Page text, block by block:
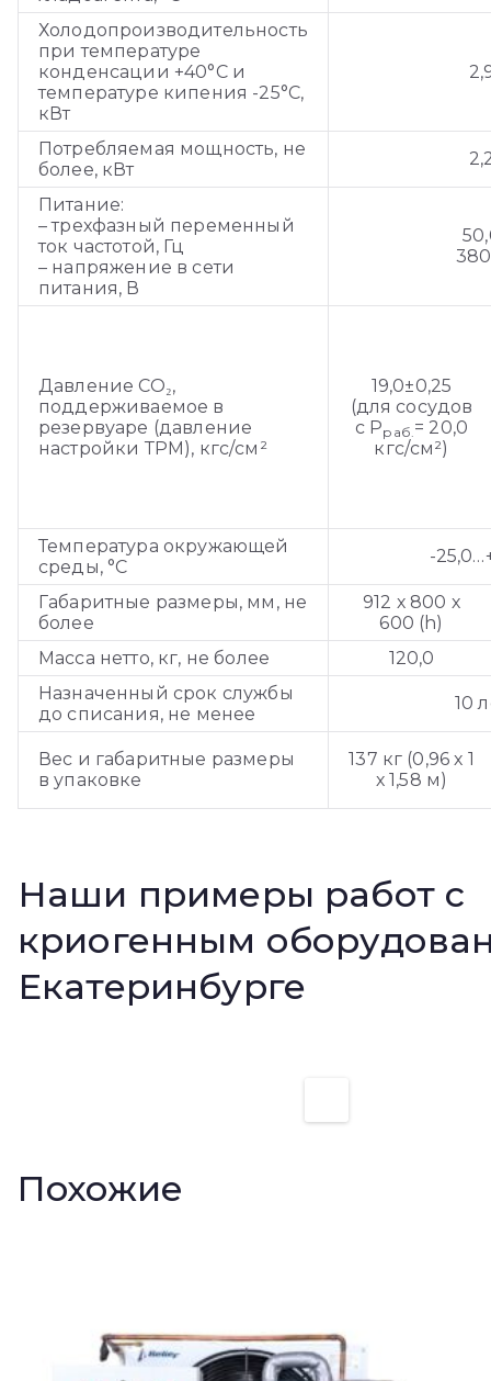
Холодопроизводительность
при температуре
конденсации +40°С и
температуре кипения -25°С,
кВт
Потребляемая мощность, не
более, кВт
Питание:
– трехфазный переменный
ток частотой, Гц
– напряжение в сети
питания, В
Давление СО₂,
поддерживаемое в
резервуаре (давление
настройки ТРМ), кгс/см²
19,0±0,25
(для сосудов
с Рраб.= 20,0
кгс/см²)
Температура окружающей
среды, °С
-
Габаритные размеры, мм, не
более
912 х 800 х
600 (h)
Масса нетто, кг, не более
120,0
Назначенный срок службы
до списания, не менее
10
Вес и габаритные размеры
в упаковке
137 кг (0,96 х 1
х 1,58 м)
Наши примеры работ с
криогенным
Екатеринбурге
Похожие